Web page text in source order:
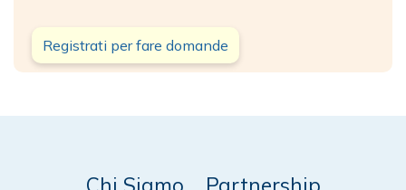
Registrati per fare domande